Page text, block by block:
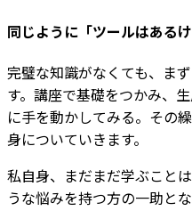
同じように「ツールはある
完璧な知識がなくても、ま
す。講座で基礎をつかみ、
に手を動かしてみる。その
身についていきます。
私自身、まだまだ学ぶこと
うな悩みを持つ方の一助とな